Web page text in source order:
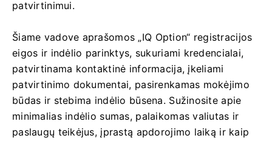
patvirtinimui.
Šiame vadove aprašomos „IQ Option“ registracijos
eigos ir indėlio parinktys, sukuriami kredencialai,
patvirtinama kontaktinė informacija, įkeliami
patvirtinimo dokumentai, pasirenkamas mokėjimo
būdas ir stebima indėlio būsena. Sužinosite apie
minimalias indėlio sumas, palaikomas valiutas ir
paslaugų teikėjus, įprastą apdorojimo laiką ir kaip